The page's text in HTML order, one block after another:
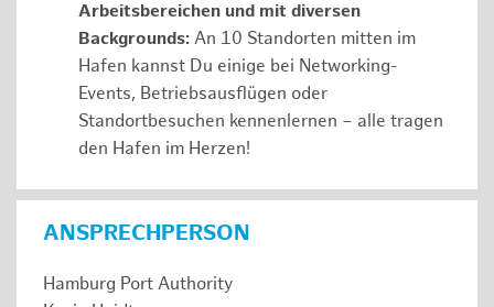
Arbeitsbereichen und mit diversen
Backgrounds: An 10 Standorten mitten im
Hafen kannst Du einige bei Networking-
Events, Betriebsausflügen oder
Standortbesuchen kennenlernen – alle tragen
den Hafen im Herzen!
ANSPRECHPERSON
Hamburg Port Authority